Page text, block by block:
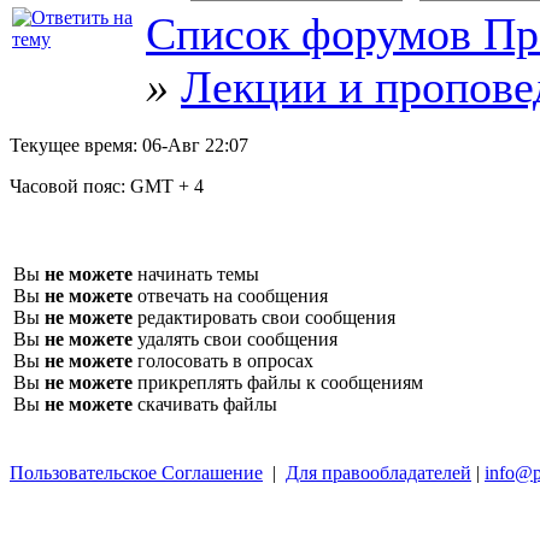
Список форумов
» Лекции и
Текущее время: 06-Авг 22:07
Часовой пояс: GMT + 4
Вы не можете начинать темы
Вы не можете отвечать на сообщения
Вы не можете редактировать свои сообщения
Вы не можете удалять свои сообщения
Вы не можете голосовать в опросах
Вы не можете прикреплять файлы к сообщениям
Вы не можете скачивать файлы
Пользовательское Соглашение | Для правообладателей |